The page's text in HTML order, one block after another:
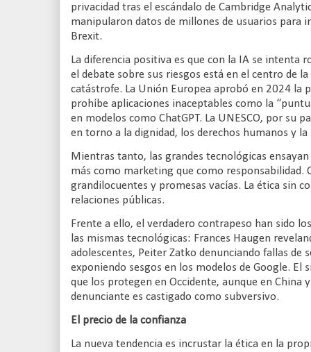
privacidad tras el escándalo de Cambridge
manipularon datos de millones de usuarios para
Brexit.
La diferencia positiva es que con la IA se intenta
el debate sobre sus riesgos está en el centro de
catástrofe. La Unión Europea aprobó en 2024 la
prohíbe aplicaciones inaceptables como la
en modelos como ChatGPT. La UNESCO, por su
en torno a la dignidad, los derechos humanos y
Mientras tanto, las grandes tecnológicas
más como marketing que como responsabilidad.
grandilocuentes y promesas vacías. La ética sin
relaciones públicas.
Frente a ello, el verdadero contrapeso han sido
las mismas tecnológicas: Frances Haugen
adolescentes, Peiter Zatko denunciando fallas de
exponiendo sesgos en los modelos de Google. El
que los protegen en Occidente, aunque en China
denunciante es castigado como subversivo.
El precio de la confianza
La nueva tendencia es incrustar la ética en la